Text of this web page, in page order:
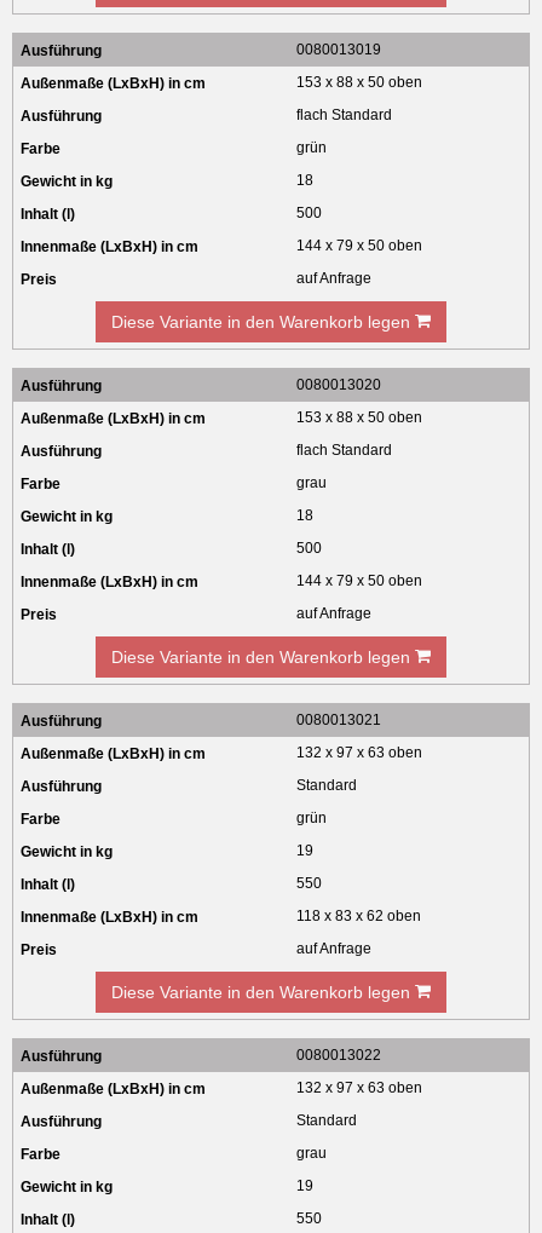
0080013019
153 x 88 x 50 oben
flach Standard
grün
18
500
144 x 79 x 50 oben
auf Anfrage
Diese Variante in den Warenkorb legen
0080013020
153 x 88 x 50 oben
flach Standard
grau
18
500
144 x 79 x 50 oben
auf Anfrage
Diese Variante in den Warenkorb legen
0080013021
132 x 97 x 63 oben
Standard
grün
19
550
118 x 83 x 62 oben
auf Anfrage
Diese Variante in den Warenkorb legen
0080013022
132 x 97 x 63 oben
Standard
grau
19
550